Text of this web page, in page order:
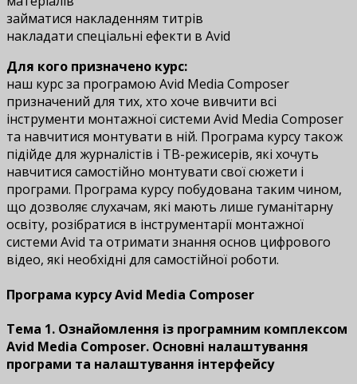
займатися накладенням титрів
накладати спеціальні ефекти в Avid
Для кого призначено курс:
наш курс за програмою Avid Media Composer
призначений для тих, хто хоче вивчити всі
інструменти монтажної системи Avid Media Composer
та навчитися монтувати в ній. Програма курсу також
підійде для журналістів і ТВ-режисерів, які хочуть
навчитися самостійно монтувати свої сюжети і
програми. Програма курсу побудована таким чином,
що дозволяє слухачам, які мають лише гуманітарну
освіту, розібратися в інструментарії монтажної
системи Avid та отримати знання основ цифрового
відео, які необхідні для самостійної роботи.
Програма курсу Avid Media Composer
Тема 1. Ознайомлення із програмним комплексом
Avid Media Composer. Основні налаштування
програми та налаштування інтерфейсу